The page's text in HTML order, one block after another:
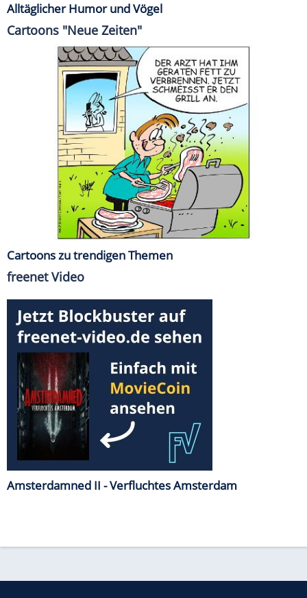
Alltäglicher Humor und Vögel
Cartoons "Neue Zeiten"
Cartoons zu trendigen Themen
freenet Video
Amsterdamned II - Verfluchtes Amsterdam